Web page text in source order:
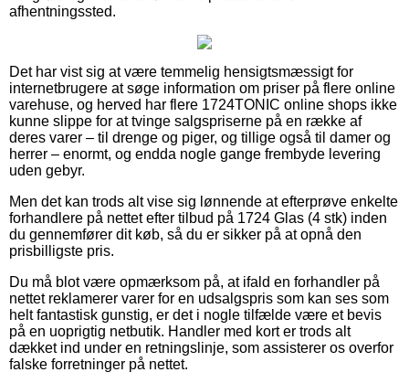
afhentningssted.
Det har vist sig at være temmelig hensigtsmæssigt for
internetbrugere at søge information om priser på flere online
varehuse, og herved har flere 1724TONIC online shops ikke
kunne slippe for at tvinge salgspriserne på en række af
deres varer – til drenge og piger, og tillige også til damer og
herrer – enormt, og endda nogle gange frembyde levering
uden gebyr.
Men det kan trods alt vise sig lønnende at efterprøve enkelte
forhandlere på nettet efter tilbud på 1724 Glas (4 stk) inden
du gennemfører dit køb, så du er sikker på at opnå den
prisbilligste pris.
Du må blot være opmærksom på, at ifald en forhandler på
nettet reklamerer varer for en udsalgspris som kan ses som
helt fantastisk gunstig, er det i nogle tilfælde være et bevis
på en uoprigtig netbutik. Handler med kort er trods alt
dækket ind under en retningslinje, som assisterer os overfor
falske forretninger på nettet.